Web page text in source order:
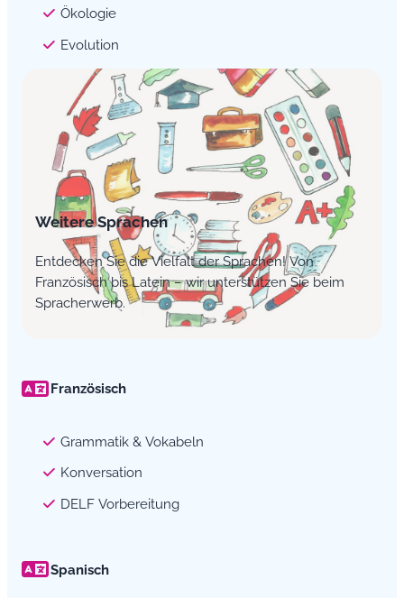
Ökologie
Evolution
Weitere Sprachen
Entdecken Sie die Vielfalt der Sprachen! Von
Französisch bis Latein – wir unterstützen Sie beim
Spracherwerb.
Französisch
Grammatik & Vokabeln
Konversation
DELF Vorbereitung
Spanisch